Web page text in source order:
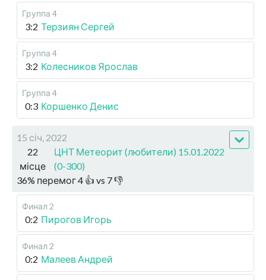
Группа 4
3:2 Терзиян Сергей
Группа 4
3:2 Колесников Ярослав
Группа 4
0:3 Коршенко Денис
15 січ, 2022
22
місце
ЦНТ Метеорит (любители) 15.01.2022
(0-300)
36% перемог4 👍 vs 7👎
Финал 2
0:2 Пирогов Игорь
Финал 2
0:2 Малеев Андрей